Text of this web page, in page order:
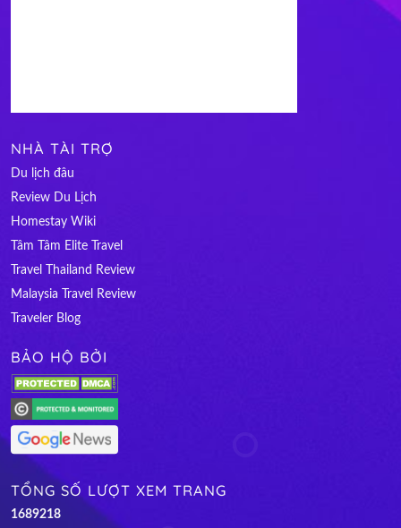
NHÀ TÀI TRỢ
Du lịch đâu
Review Du Lịch
Homestay Wiki
Tâm Tâm Elite Travel
Travel Thailand Review
Malaysia Travel Review
Traveler Blog
BẢO HỘ BỞI
TỔNG SỐ LƯỢT XEM TRANG
1689218